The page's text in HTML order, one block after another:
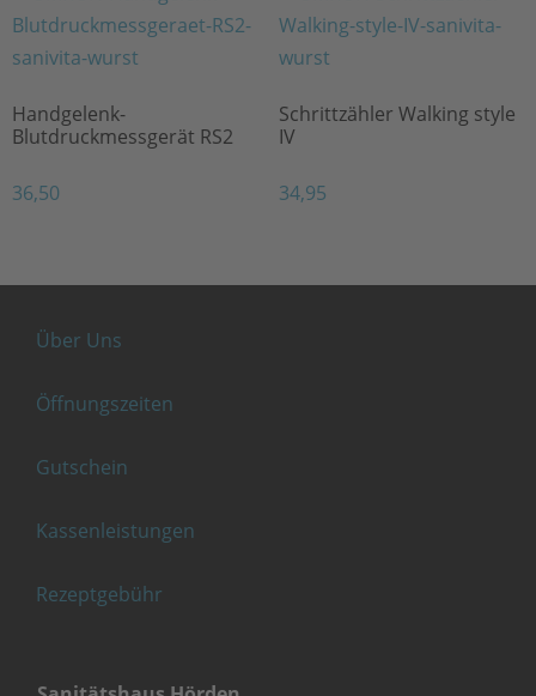
Handgelenk-
Blutdruckmessgerät RS2
36,50
Schrittzähler Walking style
IV
34,95
Über Uns
Öffnungszeiten
Gutschein
Kassenleistungen
Rezeptgebühr